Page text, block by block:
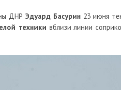
ДНР Эдуард Басурин 23 июня
техники вблизи линии